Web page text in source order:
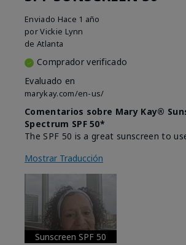
Enviado Hace 1 año
porVickie Lynn
de Atlanta
Comprador verificado
Evaluado en
marykay.com/en-us/
Comentarios sobre Mary Kay®
Spectrum SPF 50*
The SPF 50 is a great sunscreen to
Mostrar Traducción
Sunscreen SPF 50